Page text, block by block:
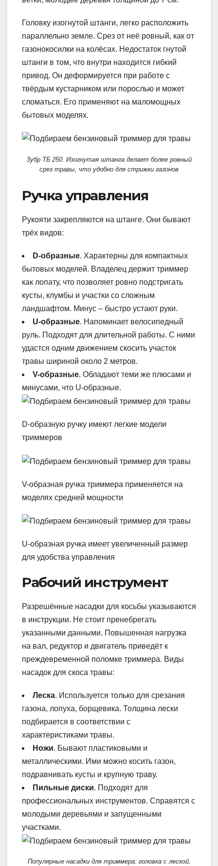
Головку изогнутой штанги, легко расположить
параллельно земле. Срез от неё ровный, как от
газонокосилки на колёсах. Недостаток гнутой
штанги в том, что внутри находится гибкий
привод. Он деформируется при работе с
твёрдым кустарником или порослью и может
сломаться. Его применяют на маломощных
бытовых моделях.
Зубр ТБ 250. Изогнутая штанга делает более ровный
срез травы, что удобно для стрижки газонов
Ручка управления
Рукояти закрепляются на штанге. Они бывают
трёх видов:
D-образные. Характерны для компактных
бытовых моделей. Владелец держит триммер
как лопату, что позволяет ровно подстригать
кусты, клумбы и участки со сложным
ландшафтом. Минус – быстро устают руки.
U-образные. Напоминает велосипедный
руль. Подходят для длительной работы. С ними
удастся одним движением скосить участок
травы шириной около 2 метров.
V-образные. Обладают теми же плюсами и
минусами, что U-образные.
D-образную ручку имеют легкие модели
триммеров
V-образная ручка триммера применяется на
моделях средней мощности
U-образная ручка имеет увеличенный размер
для удобства управления
Рабочий инструмент
Разрешённые насадки для косьбы указываются
в инструкции. Не стоит пренебрегать
указанными данными. Повышенная нагрузка
на вал, редуктор и двигатель приведёт к
преждевременной поломке триммера. Виды
насадок для скоса травы:
Леска. Используется только для срезания
газона, лопуха, борщевика. Толщина лески
подбирается в соответствии с
характеристиками травы.
Ножи. Бывают пластиковыми и
металлическими. Ими можно косить газон,
подравнивать кусты и крупную траву.
Пильные диски. Подходят для
профессиональных инструментов. Справятся с
молодыми деревьями и запущенными
участками.
Популярные насадки для триммера: головка с леской,